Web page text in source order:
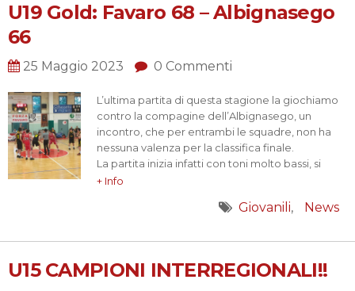
Girone Rosso
Basket Carmini
Un in bocca al lupo a tutte le squadre e buon
divertimento…
U19 Gold: Favaro 68 – Albignasego
66
25 Maggio 2023 0 Commenti
L’ultima partita di questa stagione la giochiamo
contro la compagine dell’Albignasego, un
incontro, che per entrambi le squadre, non ha
nessuna valenza per la classifica finale.
La partita inizia infatti con toni molto bassi, si
segna poco da entrambi le parti, con il passare
punto, grazie ad alcune incursioni in area da
+ Info
Giovanili News
U15 CAMPIONI INTERREGIONALI!!